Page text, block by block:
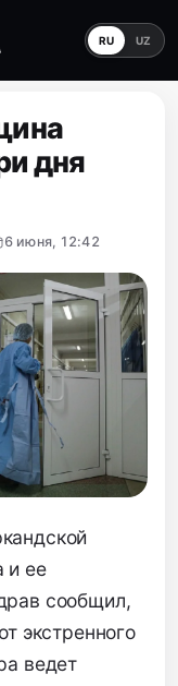
RU UZ
дня
6 июня, 12:42
и ее
сообщил,
экстренного
ведет